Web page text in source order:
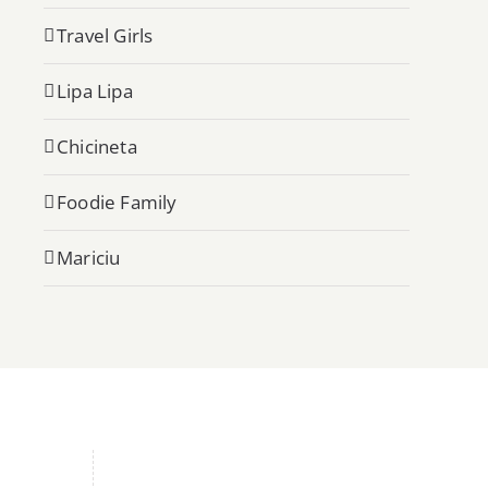
Travel Girls
Lipa Lipa
Chicineta
Foodie Family
Mariciu